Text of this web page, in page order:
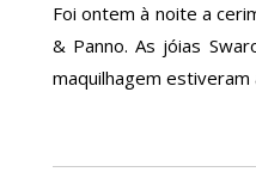
Foi ontem à noite a
& Panno. As jóias
maquilhagem